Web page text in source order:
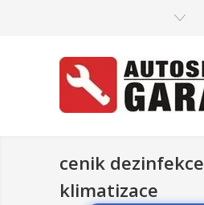
cenik dezinfekce
klimatizace